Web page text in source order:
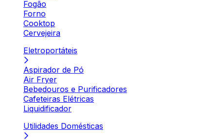
Fogão
Forno
Cooktop
Cervejeira
Eletroportáteis
Aspirador de Pó
Air Fryer
Bebedouros e Purificadores
Cafeteiras Elétricas
Liquidificador
Utilidades Domésticas